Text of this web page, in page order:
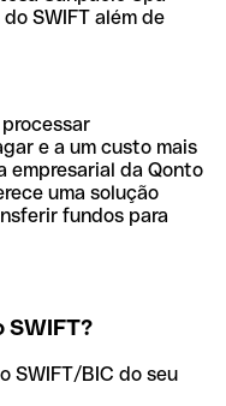
SWIFT além de
e a um custo mais
empresarial da Qonto
uma solução
fundos para
SWIFT?
SWIFT/BIC do seu